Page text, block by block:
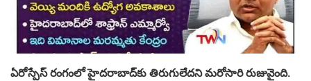
ఏరోస్పేస్‌ రంగంలో హైదరాబాద్‌కు తిరుగులేదని మరోసారి రుజువైంది.